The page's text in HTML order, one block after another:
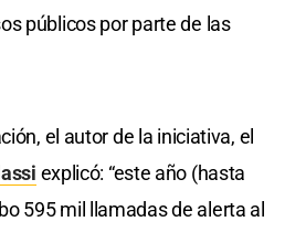
públicos por parte de las
el autor de la iniciativa, el
explicó: “este año (hasta
595 mil llamadas de alerta al